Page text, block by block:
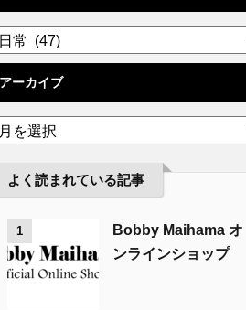
アーカイブ
よく読まれている記事
1
Bobby Maihama オ
ンラインショップ